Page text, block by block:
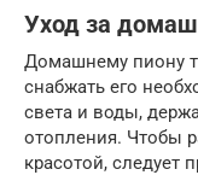
Уход за
Домашнему пиону
снабжать его
света и воды,
отопления. Чтобы
красотой, следует